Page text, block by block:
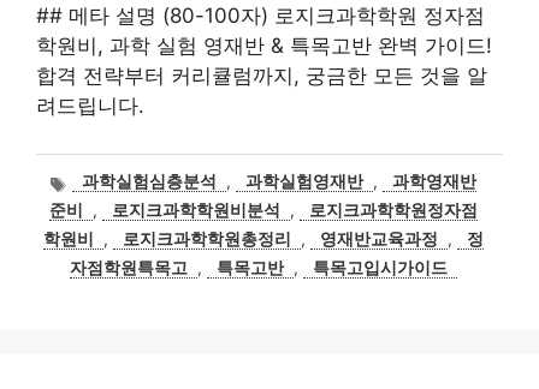
## 메타 설명 (80-100자) 로지크과학학원 정자점
학원비, 과학 실험 영재반 & 특목고반 완벽 가이드!
합격 전략부터 커리큘럼까지, 궁금한 모든 것을 알
려드립니다.
태
그
과학실험심층분석 , 과학실험영재반 ,
과학영재반
준비
, 로지크과학학원비분석 ,
로지크과학학원정자점
학원비
, 로지크과학학원총정리 , 영재반교육과정 ,
정
자점학원특목고
, 특목고반 , 특목고입시가이드